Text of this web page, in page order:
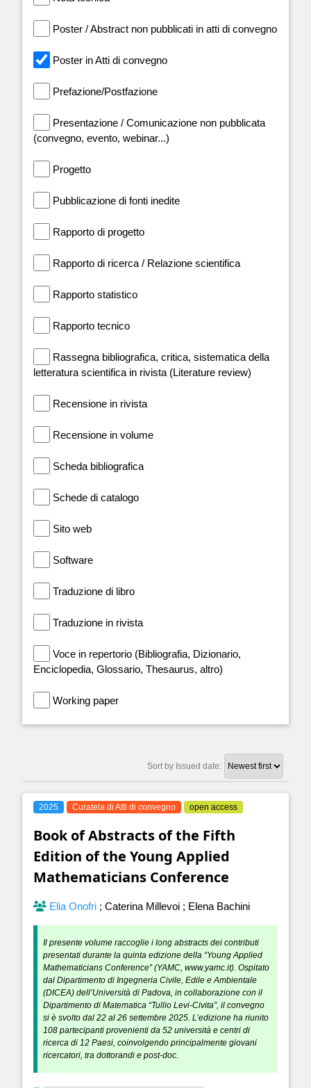
Poster / Abstract non pubblicati in atti di convegno
Poster in Atti di convegno
Prefazione/Postfazione
Presentazione / Comunicazione non pubblicata
(convegno, evento, webinar...)
Progetto
Pubblicazione di fonti inedite
Rapporto di progetto
Rapporto di ricerca / Relazione scientifica
Rapporto statistico
Rapporto tecnico
Rassegna bibliografica, critica, sistematica della
letteratura scientifica in rivista (Literature review)
Recensione in rivista
Recensione in volume
Scheda bibliografica
Schede di catalogo
Sito web
Software
Traduzione di libro
Traduzione in rivista
Voce in repertorio (Bibliografia, Dizionario,
Enciclopedia, Glossario, Thesaurus, altro)
Working paper
Sort by Issued date:
2025 Curatela di Atti di convegno open access
Book of Abstracts of the Fifth
Edition of the Young Applied
Mathematicians Conference
Elia Onofri ; Caterina Millevoi ; Elena Bachini
Il presente volume raccoglie i long abstracts dei contributi
presentati durante la quinta edizione della “Young Applied
Mathematicians Conference” (YAMC, www.yamc.it). Ospitato
dal Dipartimento di Ingegneria Civile, Edile e Ambientale
(DICEA) dell’Università di Padova, in collaborazione con il
Dipartimento di Matematica “Tullio Levi-Civita”, il convegno
si è svolto dal 22 al 26 settembre 2025. L’edizione ha riunito
108 partecipanti provenienti da 52 università e centri di
ricerca di 12 Paesi, coinvolgendo principalmente giovani
ricercatori, tra dottorandi e post-doc.